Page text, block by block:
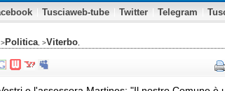
Tusciaweb-tube Twitter Telegram
, >Politica , >Viterbo